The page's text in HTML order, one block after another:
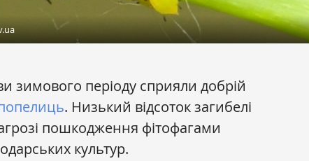
зимового періоду сприяли добрій
. Низький відсоток загибелі
пошкодження фітофагами
культур.